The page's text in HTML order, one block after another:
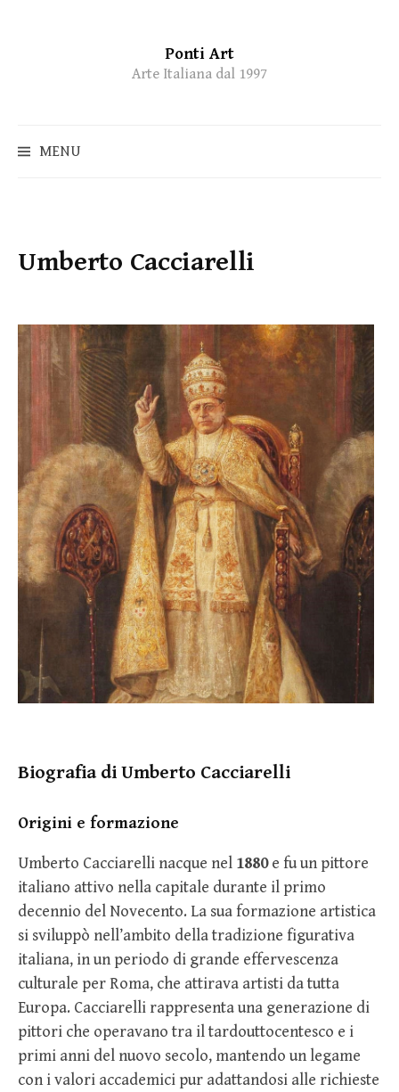
Ponti Art
Arte Italiana dal 1997
MENU
Umberto Cacciarelli
Biografia di Umberto Cacciarelli
Origini e formazione
Umberto Cacciarelli nacque nel 1880e fu un pittore
italiano attivo nella capitale durante il primo
decennio del Novecento. La sua formazione artistica
si sviluppò nell’ambito della tradizione figurativa
italiana, in un periodo di grande effervescenza
culturale per Roma, che attirava artisti da tutta
Europa. Cacciarelli rappresenta una generazione di
pittori che operavano tra il tardouttocentesco e i
primi anni del nuovo secolo, mantendo un legame
con i valori accademici pur adattandosi alle richieste